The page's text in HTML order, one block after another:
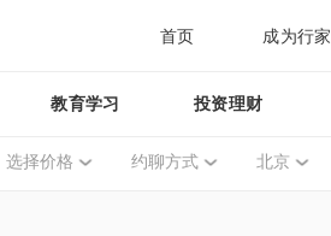
首页 成为行家
教育学习 投资理财
选择价格 约聊方式 北京